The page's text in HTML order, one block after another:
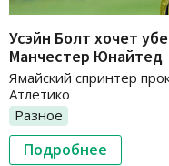
Усэйн Болт хочет
Манчестер Юнайтед
Ямайский спринтер
Атлетико
Разное
Подробнее